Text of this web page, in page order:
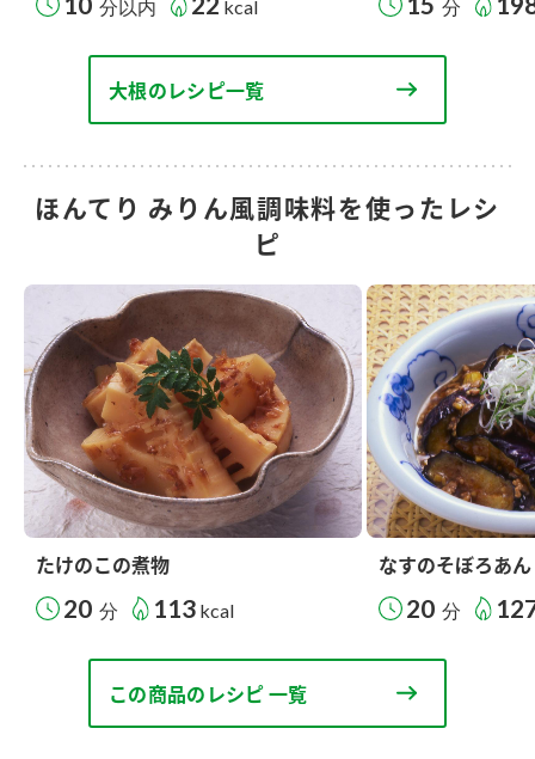
分以内 kcal 分
大根のレシピ一覧
ほんてり みりん風調味料を使ったレシ
ピ
たけのこの煮物
20 分 113 kcal
なすのそぼろあん
20 分
この商品のレシピ 一覧